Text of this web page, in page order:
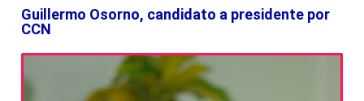
Guillermo Osorno, candidato a presidente por
CCN